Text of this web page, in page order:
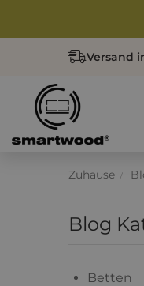
Versand
Zuhause
Blog
Betten